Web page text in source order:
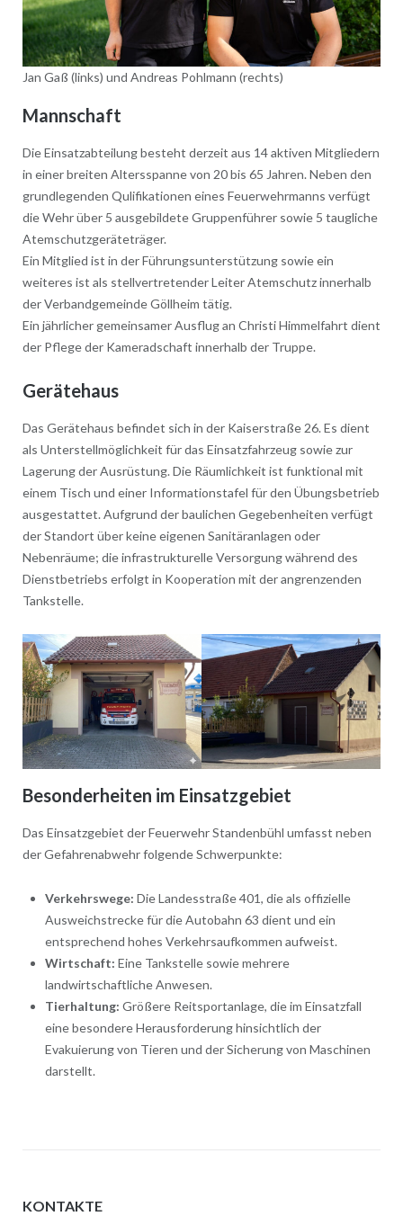
Jan Gaß (links) und Andreas Pohlmann (rechts)
Mannschaft
Die Einsatzabteilung besteht derzeit aus 14 aktiven Mitgliedern
in einer breiten Altersspanne von 20 bis 65 Jahren. Neben den
grundlegenden Qulifikationen eines Feuerwehrmanns verfügt
die Wehr über 5 ausgebildete Gruppenführer sowie 5 taugliche
Atemschutzgeräteträger.
Ein Mitglied ist in der Führungsunterstützung sowie ein
weiteres ist als stellvertretender Leiter Atemschutz innerhalb
der Verbandgemeinde Göllheim tätig.
Ein jährlicher gemeinsamer Ausflug an Christi Himmelfahrt dient
der Pflege der Kameradschaft innerhalb der Truppe.
Gerätehaus
Das Gerätehaus befindet sich in der Kaiserstraße 26. Es dient
als Unterstellmöglichkeit für das Einsatzfahrzeug sowie zur
Lagerung der Ausrüstung. Die Räumlichkeit ist funktional mit
einem Tisch und einer Informationstafel für den Übungsbetrieb
ausgestattet. Aufgrund der baulichen Gegebenheiten verfügt
der Standort über keine eigenen Sanitäranlagen oder
Nebenräume; die infrastrukturelle Versorgung während des
Dienstbetriebs erfolgt in Kooperation mit der angrenzenden
Tankstelle.
Besonderheiten im Einsatzgebiet
Das Einsatzgebiet der Feuerwehr Standenbühl umfasst neben
der Gefahrenabwehr folgende Schwerpunkte:
Verkehrswege: Die Landesstraße 401, die als offizielle
Ausweichstrecke für die Autobahn 63 dient und ein
entsprechend hohes Verkehrsaufkommen aufweist.
Wirtschaft: Eine Tankstelle sowie mehrere
landwirtschaftliche Anwesen.
Tierhaltung: Größere Reitsportanlage, die im Einsatzfall
eine besondere Herausforderung hinsichtlich der
Evakuierung von Tieren und der Sicherung von Maschinen
darstellt.
KONTAKTE